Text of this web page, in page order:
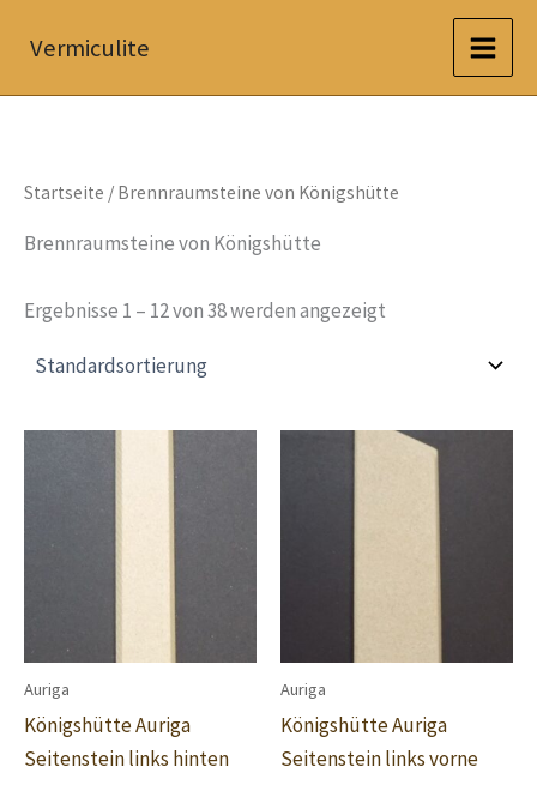
InhaltVermiculite
Startseite / Brennraumsteine von Königshütte
Brennraumsteine von Königshütte
Ergebnisse 1 – 12 von 38 werden angezeigt
Auriga
Königshütte Auriga
Seitenstein links hinten
Auriga
Königshütte Auriga
Seitenstein links vorne